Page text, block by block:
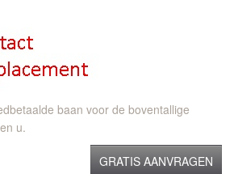
baan voor de boventallige
u.
GRATIS AANVRAGEN